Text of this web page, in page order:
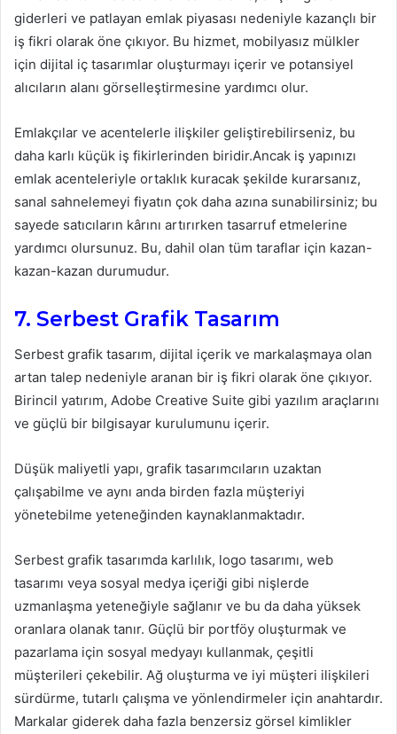
giderleri ve patlayan emlak piyasası nedeniyle kazançlı bir
iş fikri olarak öne çıkıyor. Bu hizmet, mobilyasız mülkler
için dijital iç tasarımlar oluşturmayı içerir ve potansiyel
alıcıların alanı görselleştirmesine yardımcı olur.
Emlakçılar ve acentelerle ilişkiler geliştirebilirseniz, bu
daha karlı küçük iş fikirlerinden biridir.Ancak iş yapınızı
emlak acenteleriyle ortaklık kuracak şekilde kurarsanız,
sanal sahnelemeyi fiyatın çok daha azına sunabilirsiniz; bu
sayede satıcıların kârını artırırken tasarruf etmelerine
yardımcı olursunuz. Bu, dahil olan tüm taraflar için kazan-
kazan-kazan durumudur.
7. Serbest Grafik Tasarım
Serbest grafik tasarım, dijital içerik ve markalaşmaya olan
artan talep nedeniyle aranan bir iş fikri olarak öne çıkıyor.
Birincil yatırım, Adobe Creative Suite gibi yazılım araçlarını
ve güçlü bir bilgisayar kurulumunu içerir.
Düşük maliyetli yapı, grafik tasarımcıların uzaktan
çalışabilme ve aynı anda birden fazla müşteriyi
yönetebilme yeteneğinden kaynaklanmaktadır.
Serbest grafik tasarımda karlılık, logo tasarımı, web
tasarımı veya sosyal medya içeriği gibi nişlerde
uzmanlaşma yeteneğiyle sağlanır ve bu da daha yüksek
oranlara olanak tanır. Güçlü bir portföy oluşturmak ve
pazarlama için sosyal medyayı kullanmak, çeşitli
müşterileri çekebilir. Ağ oluşturma ve iyi müşteri ilişkileri
sürdürme, tutarlı çalışma ve yönlendirmeler için anahtardır.
Markalar giderek daha fazla benzersiz görsel kimlikler